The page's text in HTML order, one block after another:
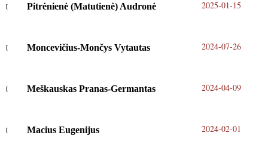
Pitrėnienė (Matutienė) Audronė 2025-01-15
Moncevičius-Mončys Vytautas 2024-07-26
Meškauskas Pranas-Germantas 2024-04-09
Macius Eugenijus 2024-02-01